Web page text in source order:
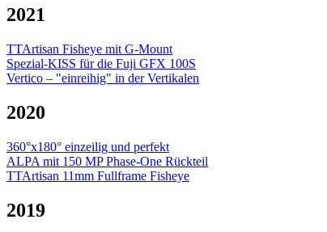
2021
TTArtisan Fisheye mit G-Mount
Spezial-KISS für die Fuji GFX 100S
Vertico – "einreihig" in der Vertikalen
2020
360°x180° einzeilig und perfekt
ALPA mit 150 MP Phase-One Rückteil
TTArtisan 11mm Fullframe Fisheye
2019